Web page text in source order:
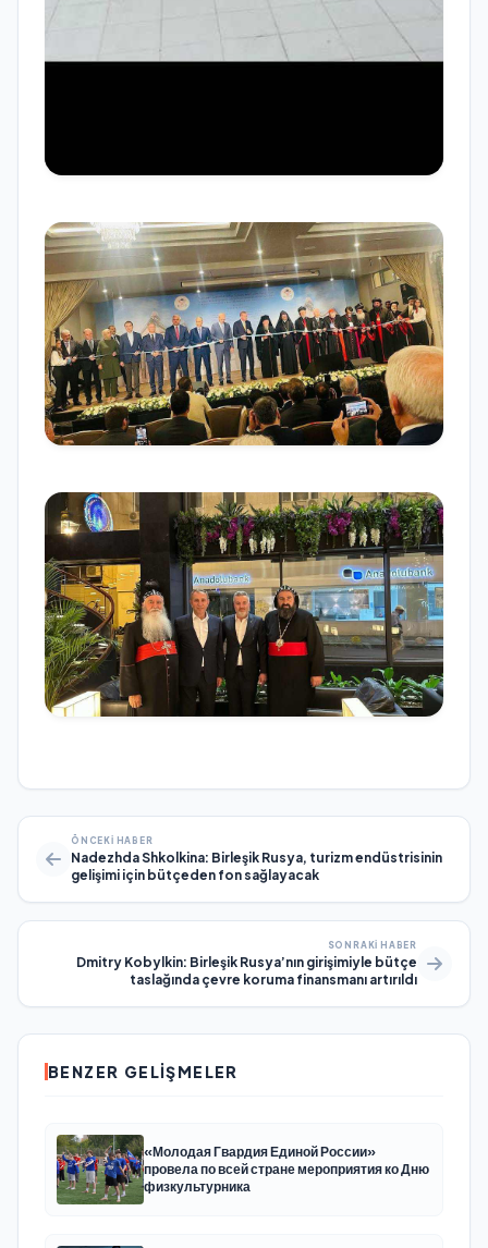
ÖNCEKI HABER
Nadezhda Shkolkina: Birleşik Rusya, turizm endüstrisinin
gelişimi için bütçeden fon sağlayacak
SONRAKI HABER
Dmitry Kobylkin: Birleşik Rusya’nın girişimiyle bütçe
taslağında çevre koruma finansmanı artırıldı
BENZER GELIŞMELER
«Молодая Гвардия Единой России»
провела по всей стране мероприятия ко Дню
физкультурника